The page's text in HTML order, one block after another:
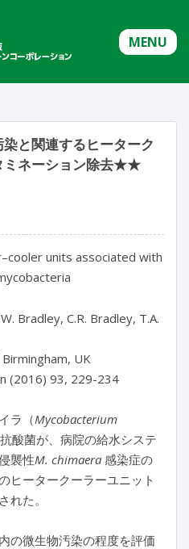
MENU
と関連するヒーターク
ミネーション除去★★
units associated with
Bradley, C.R. Bradley, T.A.
UK
(2016) 93, 229-234
ラ（Mycobacterium
酸菌が、病院の給水システ
襲性M. chimaera 感染症の
ヒータークーラーユニット
れた。
の微生物汚染の程度を評価